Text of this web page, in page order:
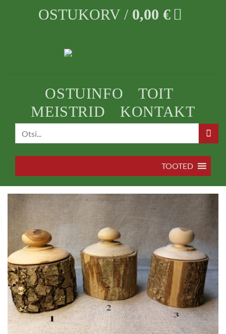
OSTUKORV / 0,00 €
OSTUINFO
TOIT
MEISTRID
KONTAKT
TOOTED